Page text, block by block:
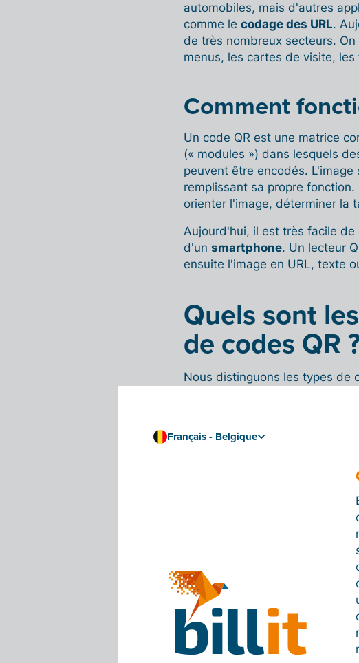
automobiles, mais d'autres
comme le codage des URL.
de très nombreux secteurs.
menus, les cartes de visite,
Comment
Un code QR est une matrice
(« modules ») dans lesquels
peuvent être encodés. L'image
remplissant sa propre
orienter l'image, déterminer la
Aujourd'hui, il est très facile de
d'un smartphone. Un lecteur
ensuite l'image en URL, texte
Quels sont
de codes QR
Nous distinguons les types de
Type
Modèle 2
Français - Belgique